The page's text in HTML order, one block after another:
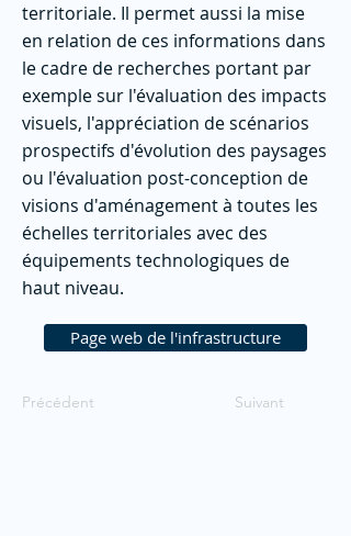
territoriale. Il permet aussi la mise
en relation de ces informations dans
le cadre de recherches portant par
exemple sur l'évaluation des impacts
visuels, l'appréciation de scénarios
prospectifs d'évolution des paysages
ou l'évaluation post-conception de
visions d'aménagement à toutes les
échelles territoriales avec des
équipements technologiques de
haut niveau.
Page web de l'infrastructure
Précédent Suivant